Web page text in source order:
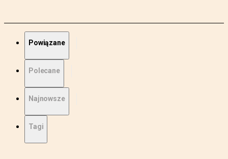
Powiązane
Polecane
Najnowsze
Tagi